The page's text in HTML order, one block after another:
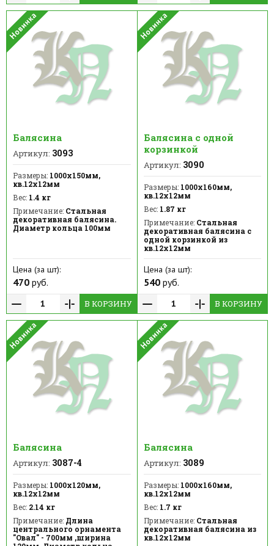
Балясина
Артикул: 3093
Размеры: 1000х150мм,
кв.12х12мм
Вес: 1.4 кг
Примечание: Стальная
декоративная балясина.
Диаметр кольца 100мм
Цена (за шт):
470 руб.
В КОРЗИНУ
Балясина с одной
корзинкой
Артикул: 3090
Размеры:1000х160мм,
кв.12х12мм
Вес:1.87 кг
Примечание:Стальная
декоративная балясина с
одной корзинкой из
кв.12х12мм
Цена (за шт):
540руб.
В КОРЗИНУ
Балясина
Артикул: 3087-4
Размеры: 1000х120мм,
кв.12х12мм
Вес: 2.14 кг
Примечание: Длина
центрального орнамента
"Овал" - 700мм ,ширина
Балясина
Артикул: 3089
Размеры:1000х160мм,
кв.12х12мм
Вес:1.7 кг
Примечание:Стальная
декоративная балясина из
кв.12х12мм